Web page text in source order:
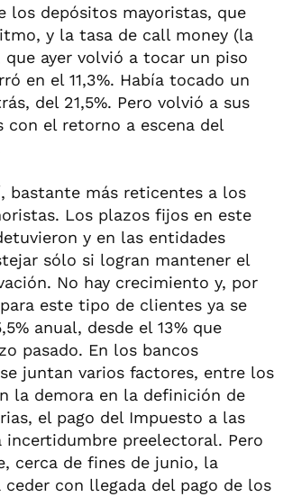
los depósitos mayoristas, que
y la tasa de call money (la
que ayer volvió a tocar un piso
en el 11,3%. Había tocado un
del 21,5%. Pero volvió a sus
con el retorno a escena del
bastante más reticentes a los
Los plazos fijos en este
y en las entidades
sólo si logran mantener el
No hay crecimiento y, por
este tipo de clientes ya se
anual, desde el 13% que
pasado. En los bancos
juntan varios factores, entre los
la demora en la definición de
el pago del Impuesto a las
incertidumbre preelectoral. Pero
cerca de fines de junio, la
ceder con llegada del pago de los